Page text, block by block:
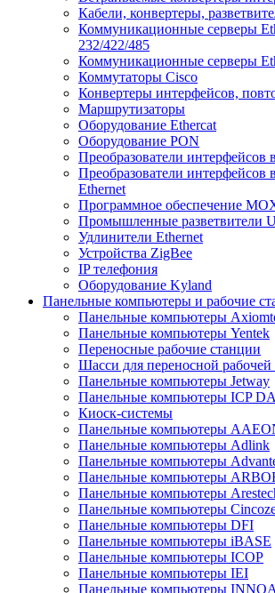
Кабели, конвертеры,
Коммуникационные серверы
232/422/485
Коммуникационные серверы
Коммутаторы Cisco
Конвертеры интерфейсов,
Маршрутизаторы
Оборудование Ethercat
Оборудование PON
Преобразователи интерфейсов
Преобразователи интерфейсов
Ethernet
Программное обеспечение
Промышленные разветвители
Удлинители Ethernet
Устройства ZigBee
IP телефония
Оборудование Kyland
Панельные компьютеры и рабочие
Панельные компьютеры
Панельные компьютеры Yentek
Переносные рабочие станции
Шасси для переносной рабочей
Панельные компьютеры Jetway
Панельные компьютеры ICP
Киоск-системы
Панельные компьютеры
Панельные компьютеры Adlink
Панельные компьютеры
Панельные компьютеры
Панельные компьютеры
Панельные компьютеры
Панельные компьютеры DFI
Панельные компьютеры iBASE
Панельные компьютеры ICOP
Панельные компьютеры IEI
Панельные компьютеры